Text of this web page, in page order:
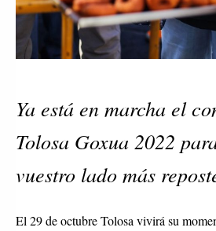
Ya está en marcha el
Tolosa Goxua 2022
vuestro lado más
El 29 de octubre Tolosa vivirá su